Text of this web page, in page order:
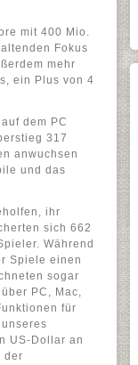
mit 400 Mio.
Fokus
mehr
ein Plus von 4
dem PC
317
anwuchsen
und das
ihr
sich 662
Während
Spiele einen
sogar
PC, Mac,
für
US-Dollar an
der